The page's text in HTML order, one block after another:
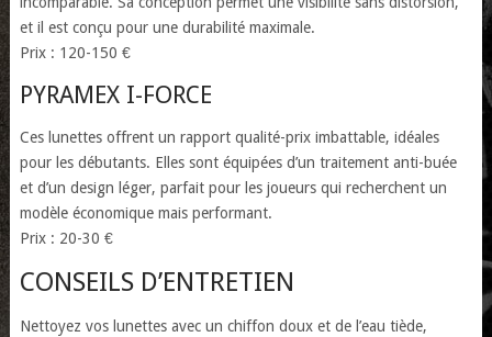
et il est conçu pour une durabilité maximale.
Prix : 120-150 €
PYRAMEX I-FORCE
Ces lunettes offrent un rapport qualité-prix imbattable, idéales
pour les débutants. Elles sont équipées d’un traitement anti-buée
et d’un design léger, parfait pour les joueurs qui recherchent un
modèle économique mais performant.
Prix : 20-30 €
CONSEILS D’ENTRETIEN
Nettoyez vos lunettes avec un chiffon doux et de l’eau tiède,